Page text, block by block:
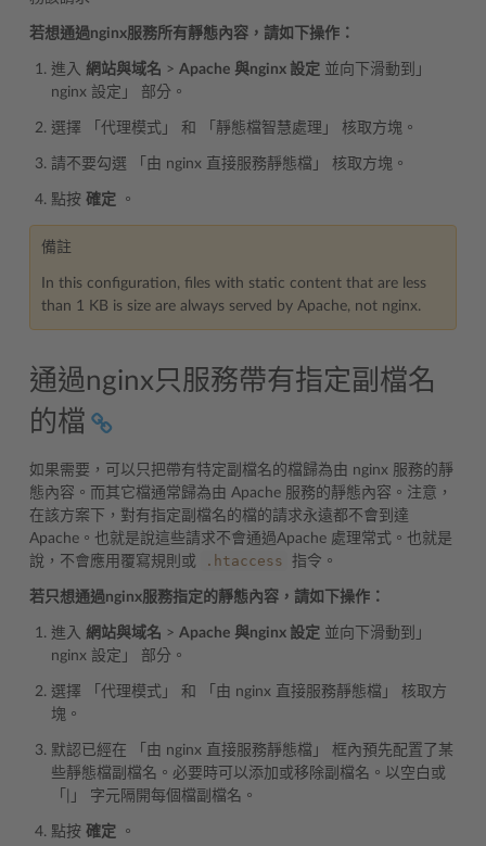
若想通過nginx服務所有靜態內容，請如下操作：
進入 網站與域名 > Apache 與nginx 設定 並向下滑動到」
nginx 設定」 部分。
選擇 「代理模式」 和 「靜態檔智慧處理」 核取方塊。
請不要勾選 「由 nginx 直接服務靜態檔」 核取方塊。
點按 確定 。
備註
In this configuration, files with static content that are less
than 1 KB is size are always served by Apache, not nginx.
通過nginx只服務帶有指定副檔名
的檔
如果需要，可以只把帶有特定副檔名的檔歸為由 nginx 服務的靜
態內容。而其它檔通常歸為由 Apache 服務的靜態內容。注意，
在該方案下，對有指定副檔名的檔的請求永遠都不會到達
Apache。也就是說這些請求不會通過Apache 處理常式。也就是
說，不會應用覆寫規則或
.htaccess 指令。
若只想通過nginx服務指定的靜態內容，請如下操作：
進入 網站與域名 > Apache 與nginx 設定 並向下滑動到」
nginx 設定」 部分。
選擇 「代理模式」 和 「由 nginx 直接服務靜態檔」 核取方
塊。
默認已經在 「由 nginx 直接服務靜態檔」 框內預先配置了某
些靜態檔副檔名。必要時可以添加或移除副檔名。以空白或
「|」 字元隔開每個檔副檔名。
點按 確定 。